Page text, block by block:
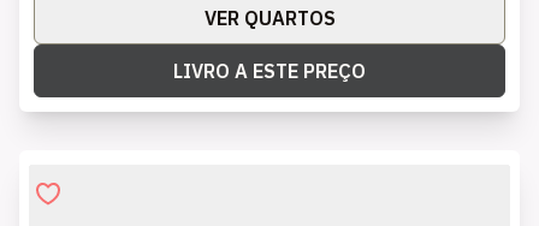
VER QUARTOS
LIVRO A ESTE PREÇO